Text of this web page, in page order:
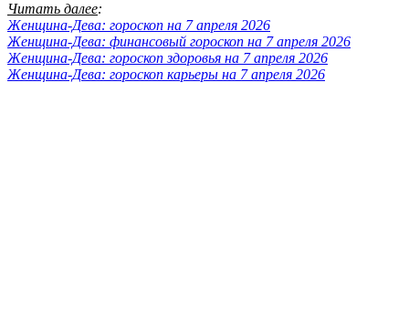
Читать далее:
Женщина-Дева: гороскоп на 7 апреля 2026
Женщина-Дева: финансовый гороскоп на 7 апреля 2026
Женщина-Дева: гороскоп здоровья на 7 апреля 2026
Женщина-Дева: гороскоп карьеры на 7 апреля 2026